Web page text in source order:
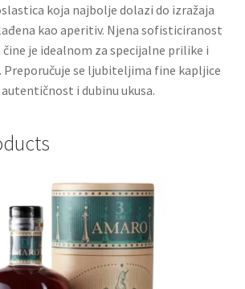
koja najbolje dolazi do izražaja
kao aperitiv. Njena sofisticiranost
je idealnom za specijalne prilike i
Preporučuje se ljubiteljima fine kapljice
i dubinu ukusa.